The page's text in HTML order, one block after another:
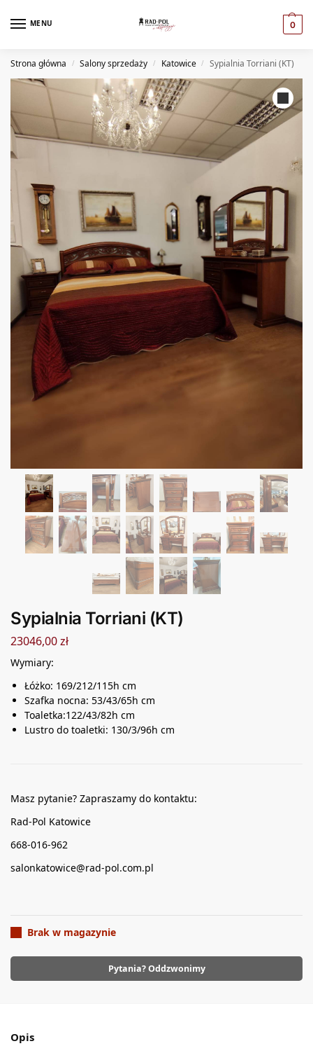
MENU 0
Strona główna / Salony sprzedaży / Katowice / Sypialnia Torriani (KT)
Sypialnia Torriani (KT)
23046,00zł
Wymiary:
Łóżko: 169/212/115h cm
Szafka nocna: 53/43/65h cm
Toaletka:122/43/82h cm
Lustro do toaletki: 130/3/96h cm
Masz pytanie? Zapraszamy do kontaktu:
Rad-Pol Katowice
668-016-962
salonkatowice@rad-pol.com.pl
Brak w magazynie
Pytania? Oddzwonimy
Opis